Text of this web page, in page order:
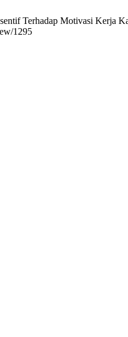
Terhadap Motivasi Kerja
1295